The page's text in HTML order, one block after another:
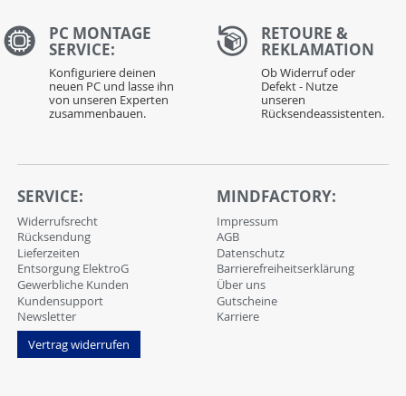
PC MONTAGE
SERVICE:
Konfiguriere deinen
neuen PC und lasse ihn
von unseren Experten
zusammenbauen.
RETOURE &
REKLAMATION
Ob Widerruf oder
Defekt - Nutze
unseren
Rücksendeassistenten.
SERVICE:
Widerrufsrecht
Rücksendung
Lieferzeiten
Entsorgung ElektroG
Gewerbliche Kunden
Kundensupport
Newsletter
Vertrag widerrufen
MINDFACTORY:
Impressum
AGB
Datenschutz
Barrierefreiheitserklärung
Über uns
Gutscheine
Karriere